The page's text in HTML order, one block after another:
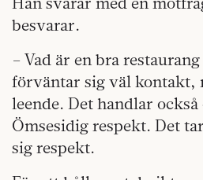
besvarar.
– Vad är en bra
förväntar sig väl kontakt,
leende. Det handlar
Ömsesidig respekt. Det
sig respekt.